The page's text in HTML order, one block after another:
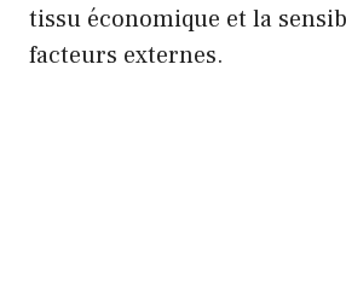
tissu économique et la
facteurs externes.